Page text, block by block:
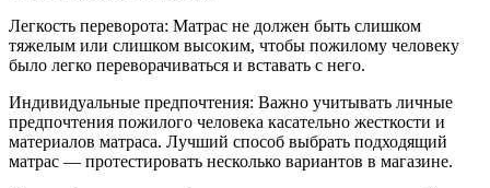
Легкость переворота: Матрас не должен быть слишком
тяжелым или слишком высоким, чтобы пожилому человеку
было легко переворачиваться и вставать с него.
Индивидуальные предпочтения: Важно учитывать личные
предпочтения пожилого человека касательно жесткости и
материалов матраса. Лучший способ выбрать подходящий
матрас — протестировать несколько вариантов в магазине.